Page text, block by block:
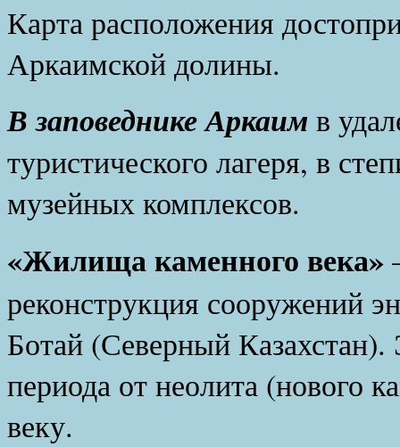
Карта расположения
Аркаимской долины.
В заповеднике Аркаим в
туристического лагеря, в
музейных комплексов.
«Жилища каменного века»
реконструкция сооружений
Ботай (Северный Казахстан).
периода от неолита (нового
веку.